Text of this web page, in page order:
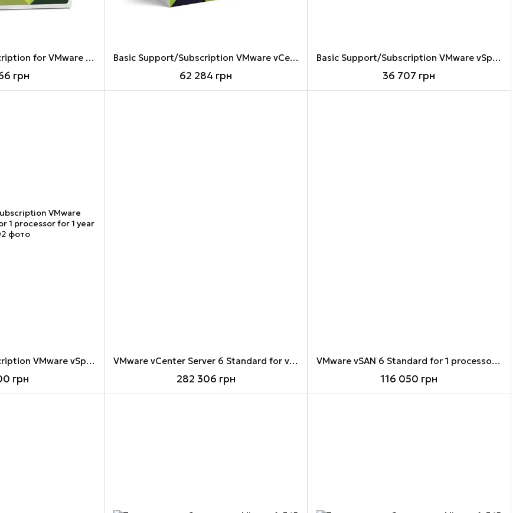
Basic Support/Subscription for VMware vSAN 6 Standard for 1 processor for 1 year
грн
Basic Support/Subscription VMware vCenter Server 6 Standard for vSphere 6 (Per Instance) for 1 year
62 284 грн
Basic Support/Subscription VMware vSphere 6 Enterprise Plus for 1 processor for 1 year (VS6-EPL-G-S)
36 707 грн
Basic Support/Subscription VMware vSphere 6 Standard for 1 processor for 1 year
грн
VMware vCenter Server 6 Standard for vSphere 6 (Per Instance) (VCS6-STD-C)
282 306 грн
VMware vSAN 6 Standard for 1 processor (ST6-VSAN-C)
116 050 грн